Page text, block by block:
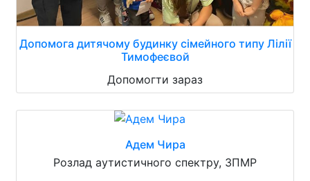
Допомога дитячому будинку сімейного типу Лілії
Тимофеєвой
Допомогти зараз
Адем Чира
Розлад аутистичного спектру, ЗПМР